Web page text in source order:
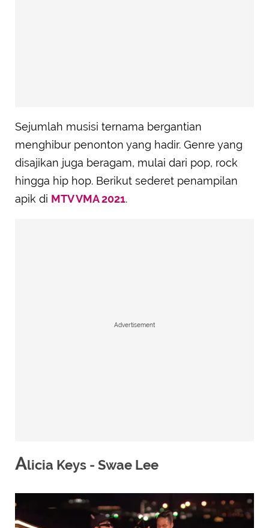
Sejumlah musisi ternama bergantian
menghibur penonton yang hadir. Genre yang
disajikan juga beragam, mulai dari pop, rock
hingga hip hop. Berikut sederet penampilan
apik di MTV VMA 2021.
Advertisement
Alicia Keys - Swae Lee